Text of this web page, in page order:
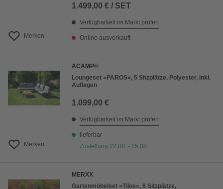
Merken
1.499,00 € / SET
Verfügbarkeit im Markt prüfen
Online ausverkauft
Merken
ACAMP®
Loungeset »PAROS«, 5 Sitzplätze, Polyester, inkl.
Auflagen
1.099,00 €
Verfügbarkeit im Markt prüfen
lieferbar
Zustellung 22.08. - 25.08.
MERXX
Gartenmöbelset »Tilos«, 6 Sitzplätze,